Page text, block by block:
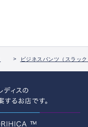
ビジネスパンツ（スラッ